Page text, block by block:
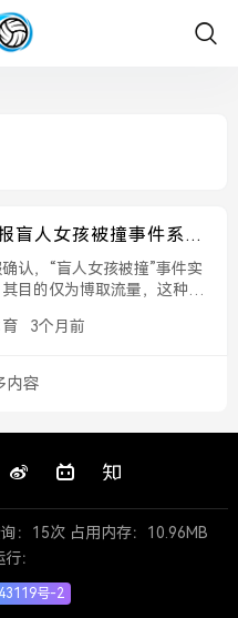
盲人女孩被撞事件系摆
背后，是对公众同情心
网警通报盲人女孩被撞
认，“盲人女孩被撞”事件实
目的仅为博取流量，这种利
线，更严重透支了社会对弱
，切勿为追求流量而编造虚
3个月前
内容
：15次 占用内存：10.96MB
：
号-2